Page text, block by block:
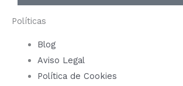
Políticas
Blog
Aviso Legal
Política de Cookies